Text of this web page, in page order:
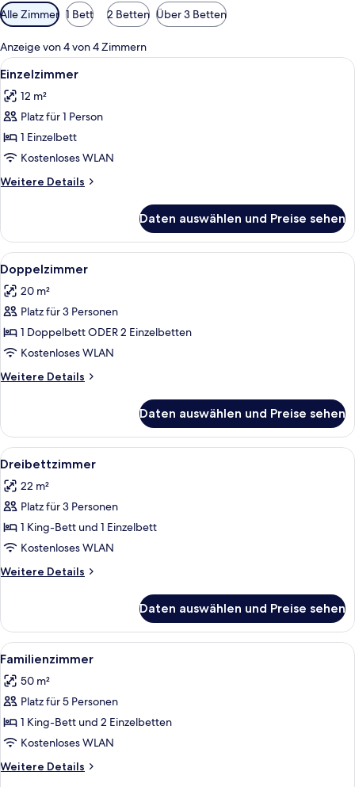
Verfügbare
Filter
für
Zimmer
Alle Zimmer 1 Bett 2 Betten Über 3 Betten
Anzeige von 4 von 4 Zimmern
Alle
Fotos
für
Einzelzimmer
anzeigen
Ein ordentlich bezogenes Bett mit
4
Einzelzimmer
12 m²
Platz für 1 Person
1 Einzelbett
Kostenloses WLAN
Weitere Details
Weitere
Daten auswählen und Preise sehen
Alle
Fotos
für
Doppelzimmer
anzeigen
Ein Schlafzimmer mit einem
6
Doppelzimmer
20 m²
Platz für 3 Personen
1 Doppelbett ODER 2 Einzelbetten
Kostenloses WLAN
Weitere Details
Weitere
Daten auswählen und Preise sehen
Alle
Fotos
für
Dreibettzimmer
anzeigen
Ein gemütliches Zimmer mit einem
3
Dreibettzimmer
22 m²
Platz für 3 Personen
1 King-Bett und 1 Einzelbett
Kostenloses WLAN
Weitere Details
Weitere
Daten auswählen und Preise sehen
Alle
Fotos
für
Familienzimmer
anzeigen
Ein Schlafzimmer mit einem
6
Familienzimmer
50 m²
Platz für 5 Personen
1 King-Bett und 2 Einzelbetten
Kostenloses WLAN
Weitere Details
Weitere